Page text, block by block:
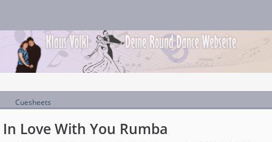
Cuesheets
In Love With You Rumba